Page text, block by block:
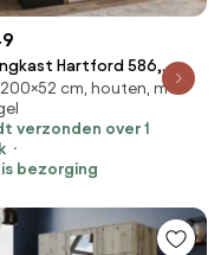
Hartford 586,
Gouden,
135.3 kg,
deuren: Met
cm, houten, met
verzonden over 1
bezorging